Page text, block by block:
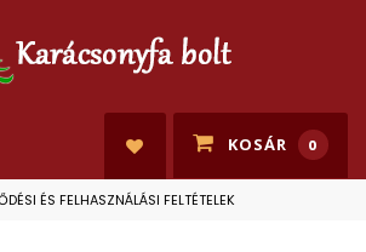
KOSÁR 0
ÉS FELHASZNÁLÁSI FELTÉTELEK